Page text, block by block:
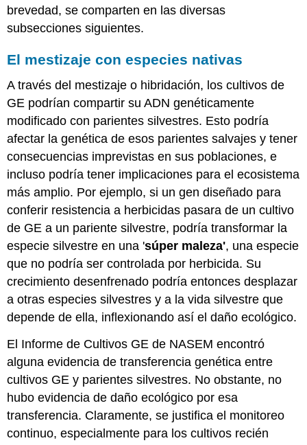
brevedad, se comparten en las diversas
subsecciones siguientes.
El mestizaje con especies nativas
A través del mestizaje o hibridación, los cultivos de
GE podrían compartir su ADN genéticamente
modificado con parientes silvestres. Esto podría
afectar la genética de esos parientes salvajes y tener
consecuencias imprevistas en sus poblaciones, e
incluso podría tener implicaciones para el ecosistema
más amplio. Por ejemplo, si un gen diseñado para
conferir resistencia a herbicidas pasara de un cultivo
de GE a un pariente silvestre, podría transformar la
especie silvestre en una 'súper maleza', una especie
que no podría ser controlada por herbicida. Su
crecimiento desenfrenado podría entonces desplazar
a otras especies silvestres y a la vida silvestre que
depende de ella, inflexionando así el daño ecológico.
El Informe de Cultivos GE de NASEM encontró
alguna evidencia de transferencia genética entre
cultivos GE y parientes silvestres. No obstante, no
hubo evidencia de daño ecológico por esa
transferencia. Claramente, se justifica el monitoreo
continuo, especialmente para los cultivos recién